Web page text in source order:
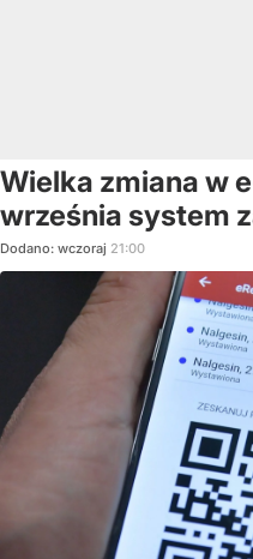
Wielka zmiana w
września system
Dodano: wczoraj 21:00